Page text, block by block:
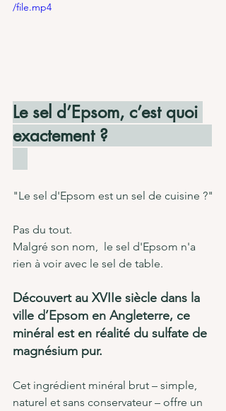
/file.mp4
Le sel d’Epsom, c’est quoi
exactement ?
"Le sel d'Epsom est un sel de cuisine ?"
Pas du tout.
Malgré son nom,  le sel d'Epsom n'a
rien à voir avec le sel de table.
Découvert au XVIIe siècle dans la
ville d’Epsom en Angleterre, ce
minéral est en réalité du sulfate de
magnésium pur.
Cet ingrédient minéral brut – simple,
naturel et sans conservateur – offre un